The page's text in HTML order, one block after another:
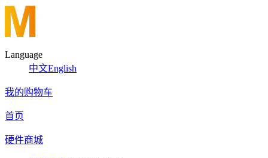
Language
中文English
我的购物车
首页
硬件商城